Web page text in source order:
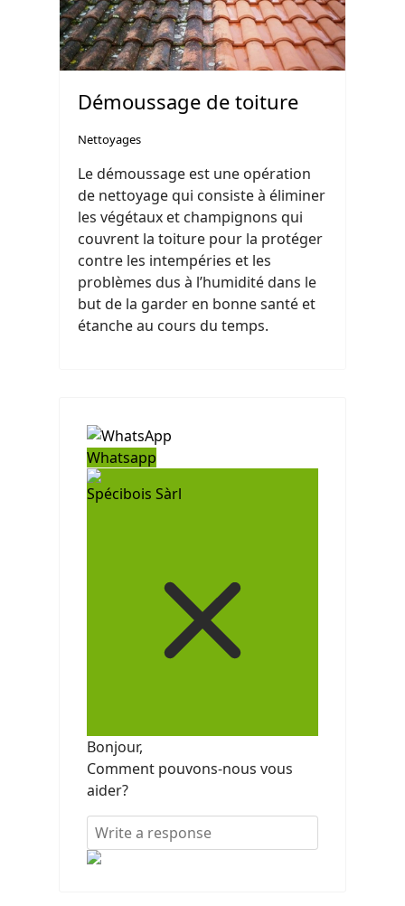
Démoussage de toiture
Nettoyages
Le démoussage est une opération
de nettoyage qui consiste à éliminer
les végétaux et champignons qui
couvrent la toiture pour la protéger
contre les intempéries et les
problèmes dus à l’humidité dans le
but de la garder en bonne santé et
étanche au cours du temps.
Whatsapp
Spécibois Sàrl
Bonjour,
Comment pouvons-nous vous
aider?